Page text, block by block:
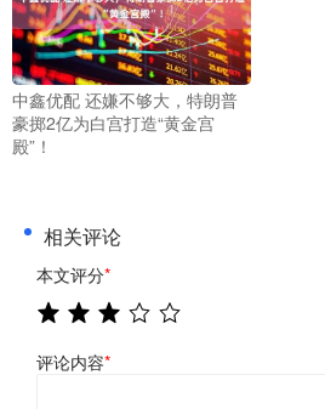
中鑫优配 还嫌不够大，特朗普
豪掷2亿为白宫打造“黄金宫
殿”！
相关评论
本文评分*
评论内容*